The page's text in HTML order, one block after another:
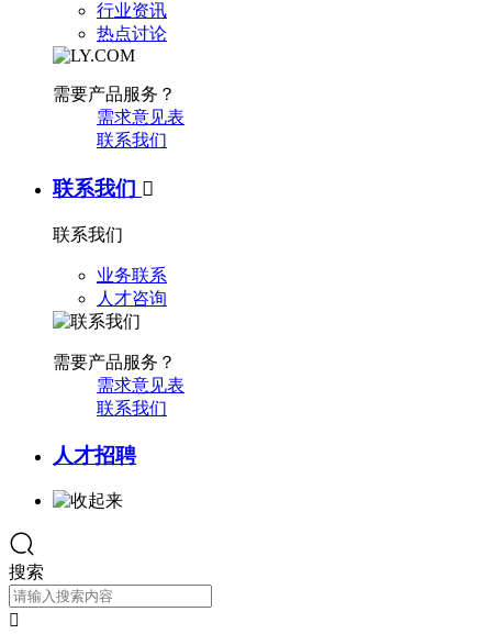
行业资讯
热点讨论
需要产品服务？
需求意见表
联系我们
联系我们 
联系我们
业务联系
人才咨询
需要产品服务？
需求意见表
联系我们
人才招聘
搜索
